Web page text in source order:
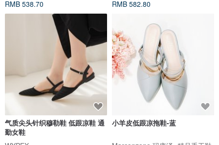
RMB 538.70
RMB 582.80
气质尖头针织穆勒鞋 低跟凉鞋 通
勤女鞋
小羊皮低跟凉拖鞋-蓝